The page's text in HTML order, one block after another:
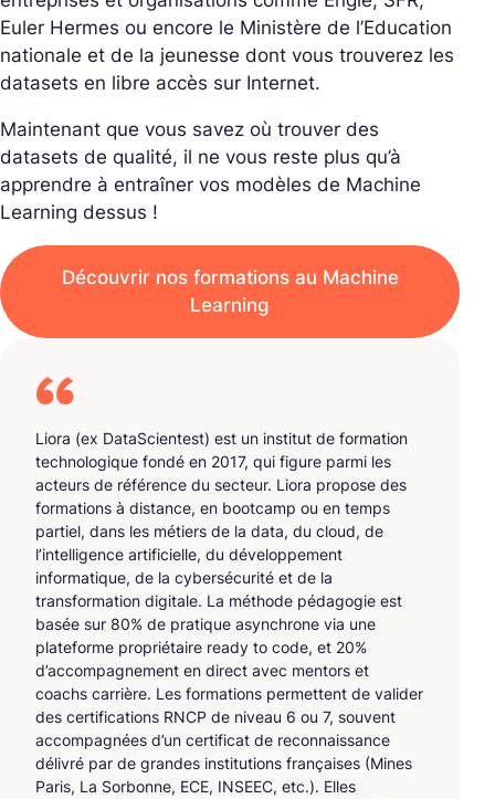
Euler Hermes ou encore le Ministère de l’Education
nationale et de la jeunesse dont vous trouverez les
datasets en libre accès sur Internet.
Maintenant que vous savez où trouver des
datasets de qualité, il ne vous reste plus qu’à
apprendre à entraîner vos modèles de Machine
Learning dessus !
Découvrir nos formations au Machine
Learning
Liora (ex DataScientest) est un institut de formation
technologique fondé en 2017, qui figure parmi les
acteurs de référence du secteur. Liora propose des
formations à distance, en bootcamp ou en temps
partiel, dans les métiers de la data, du cloud, de
l’intelligence artificielle, du développement
informatique, de la cybersécurité et de la
transformation digitale. La méthode pédagogie est
basée sur 80% de pratique asynchrone via une
plateforme propriétaire ready to code, et 20%
d’accompagnement en direct avec mentors et
coachs carrière. Les formations permettent de valider
des certifications RNCP de niveau 6 ou 7, souvent
accompagnées d’un certificat de reconnaissance
délivré par de grandes institutions françaises (Mines
Paris, La Sorbonne, ECE, INSEEC, etc.). Elles